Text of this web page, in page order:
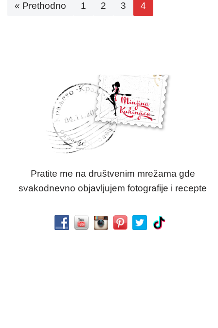
« Prethodno 1 2 3 4
Pratite me na društvenim mrežama gde
svakodnevno objavljujem fotografije i recepte